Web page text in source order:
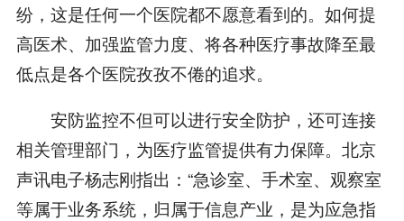
纷，这是任何一个医院都不愿意看到的。如何提
高医术、加强监管力度、将各种医疗事故降至最
低点是各个医院孜孜不倦的追求。
安防监控不但可以进行安全防护，还可连接
相关管理部门，为医疗监管提供有力保障。北京
声讯电子杨志刚指出：“急诊室、手术室、观察室
等属于业务系统，归属于信息产业，是为应急指